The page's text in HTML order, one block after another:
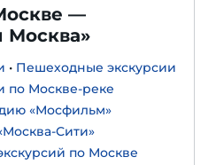
—
Москва»
• Пешеходные экскурсии
по Москве-реке
«Мосфильм»
Сити»
по Москве